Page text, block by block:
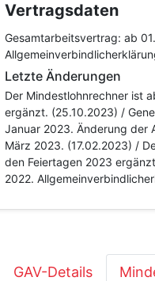
Vertragsdaten
Gesamtarbeitsvertrag: ab
Letzte Änderungen
Der Mindestlohnrechner ist
ergänzt. (25.10.2023) /
Januar 2023. Änderung der
März 2023. (17.02.2023) /
den Feiertagen 2023
2022.
GAV-Details